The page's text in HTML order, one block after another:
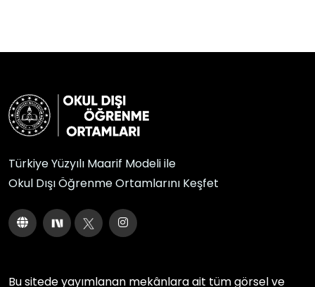
Türkiye Yüzyılı Maarif Modeli ile
Okul Dışı Öğrenme Ortamlarını Keşfet
Bu sitede yayımlanan mekânlara ait tüm görsel ve